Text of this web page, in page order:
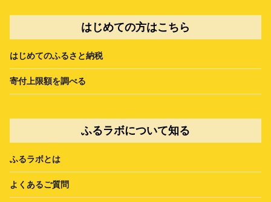
はじめての方はこちら
はじめてのふるさと納税
寄付上限額を調べる
ふるラボについて知る
ふるラボとは
よくあるご質問